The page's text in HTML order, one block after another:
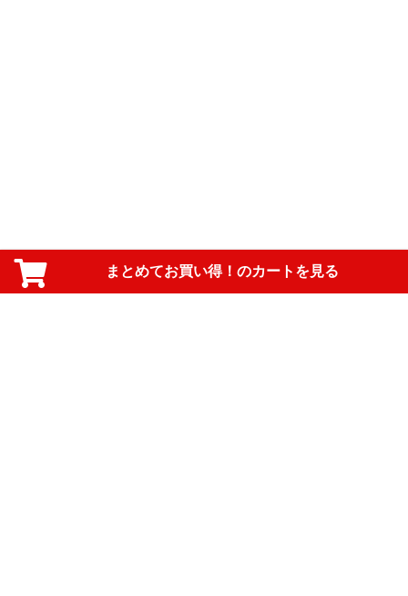
まとめてお買い得！のカートを見る